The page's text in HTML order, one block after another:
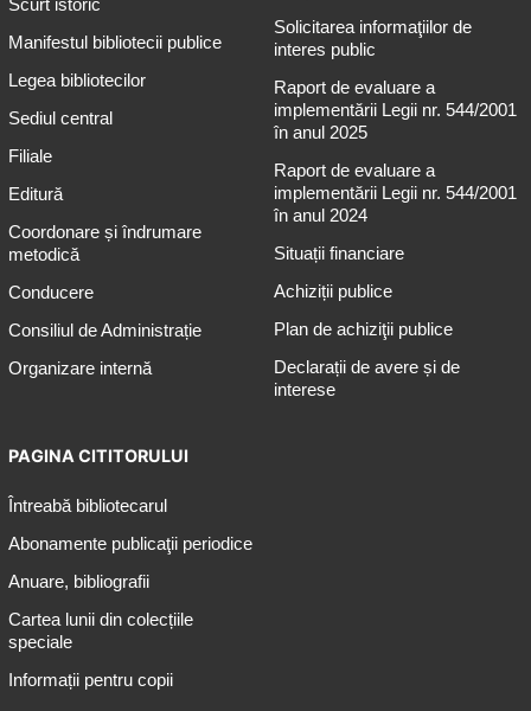
Scurt istoric
Manifestul bibliotecii publice
Legea bibliotecilor
Sediul central
Filiale
Editură
Coordonare și îndrumare
metodică
Conducere
Consiliul de Administrație
Organizare internă
Solicitarea informaţiilor de
interes public
Raport de evaluare a
implementării Legii nr. 544/2001
în anul 2025
Raport de evaluare a
implementării Legii nr. 544/2001
în anul 2024
Situații financiare
Achiziții publice
Plan de achiziţii publice
Declarații de avere și de
interese
PAGINA CITITORULUI
Întreabă bibliotecarul
Abonamente publicaţii periodice
Anuare, bibliografii
Cartea lunii din colecțiile
speciale
Informații pentru copii